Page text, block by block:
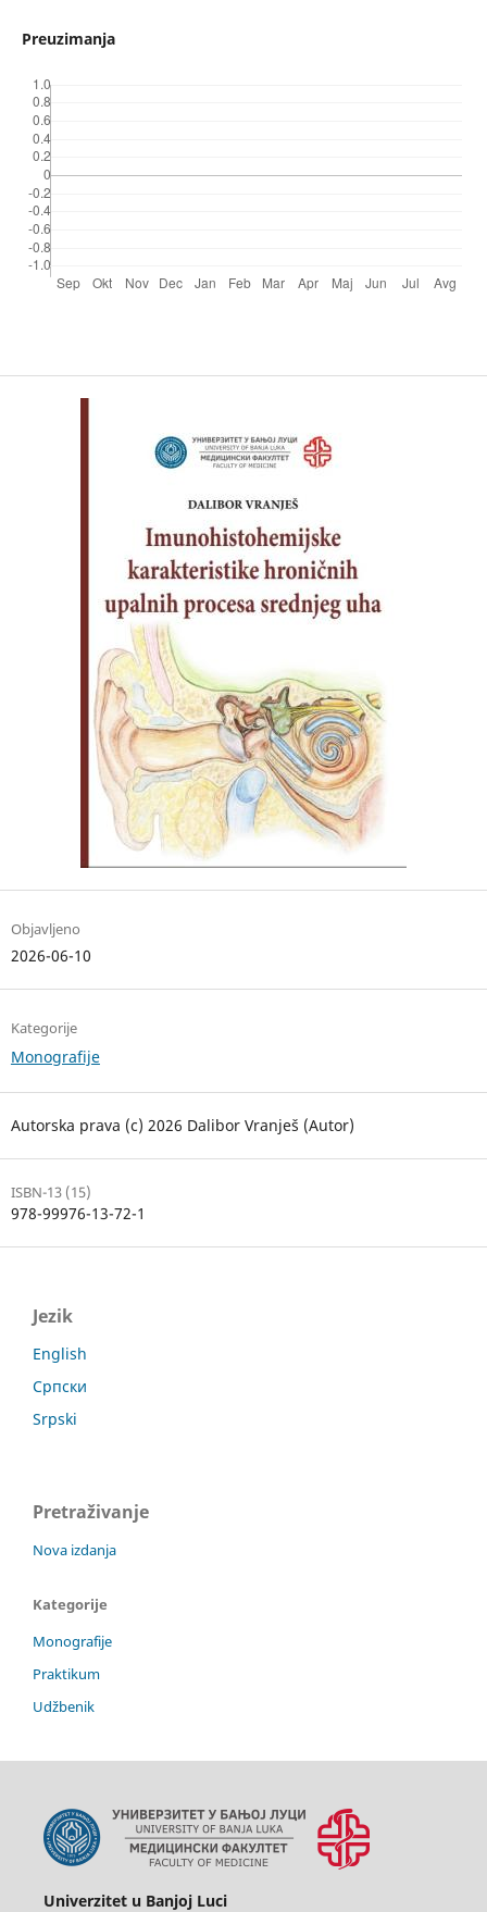
Preuzimanja
Objavljeno
2026-06-10
Kategorije
Monografije
Autorska prava (c) 2026 Dalibor Vranješ (Autor)
ISBN-13 (15)
978-99976-13-72-1
Jezik
English
Српски
Srpski
Pretraživanje
Nova izdanja
Kategorije
Monografije
Praktikum
Udžbenik
Univerzitet u Banjoj Luci